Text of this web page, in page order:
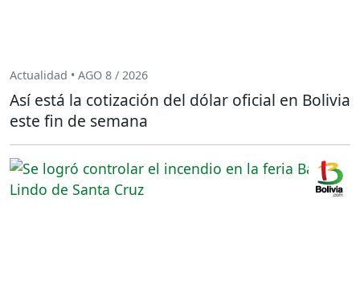
Actualidad • AGO 8 / 2026
Así está la cotización del dólar oficial en Bolivia
este fin de semana